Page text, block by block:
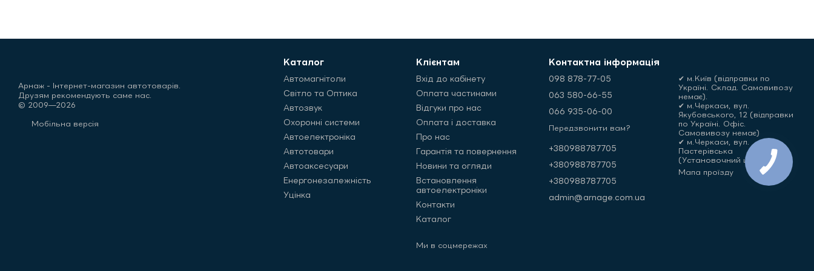
Арнаж - Інтернет-магазин автотоварів.
Друзям рекомендують саме нас.
© 2009—2026
Мобільна версія
Каталог
Автомагнітоли
Світло та Оптика
Автозвук
Охоронні системи
Автоелектроніка
Автотовари
Автоаксесуари
Енергонезалежність
Уцінка
Клієнтам
Вхід до кабінету
Оплата частинами
Відгуки про нас
Оплата і доставка
Про нас
Гарантія та повернення
Новини та огляди
Встановлення
автоелектроніки
Контакти
Каталог
Ми в соцмережах
Контактна інформація
098 878-77-05
063 580-66-55
066 935-06-00
Передзвонити вам?
+380988787705
+380988787705
+380988787705
admin@arnage.com.ua
✔ м.Київ (відправки по
Україні. Склад. Самовивозу
немає).
✔ м.Черкаси, вул.
Якубовського, 12 (відправки
по Україні. Офіс.
Самовивозу немає)
✔ м.Черкаси, вул.
Пастерівська
(Установочний центр)
Мапа проїзду